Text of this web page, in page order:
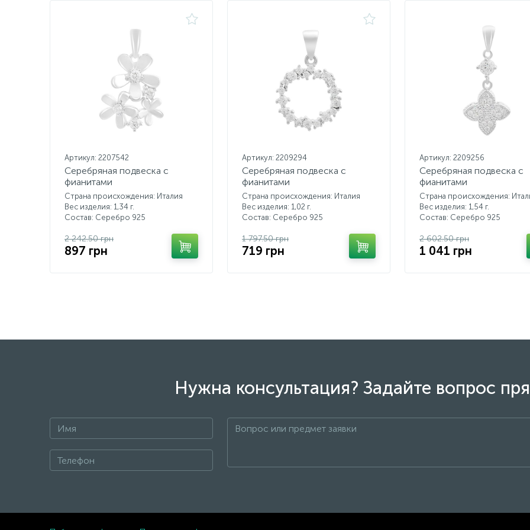
Артикул: 2207542
Серебряная подвеска с
фианитами
Страна происхождения: Италия
Вес изделия: 1,34 г.
Состав: Серебро 925
2 242.50 грн
897 грн
Артикул: 2209294
Серебряная подвеска с
фианитами
Страна происхождения: Италия
Вес изделия: 1,02 г.
Состав: Серебро 925
1 797.50 грн
719 грн
Артикул: 2209256
Серебряная подвеска с
фианитами
Страна происхождения:
Вес изделия: 1,54 г.
Состав: Серебро 925
2 602.50 грн
1 041 грн
Нужна консультация? Задайте вопрос